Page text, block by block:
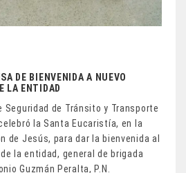
DE BIENVENIDA A NUEVO
LA ENTIDAD
Seguridad de Tránsito y Transporte
la Santa Eucaristía, en la
de Jesús, para dar la bienvenida al
la entidad, general de brigada
Guzmán Peralta, P.N.